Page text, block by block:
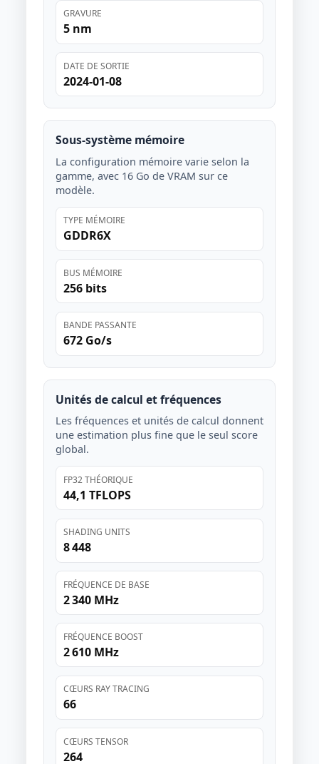
GRAVURE
5 nm
DATE DE SORTIE
2024-01-08
Sous-système mémoire
La configuration mémoire varie selon la
gamme, avec 16 Go de VRAM sur ce
modèle.
TYPE MÉMOIRE
GDDR6X
BUS MÉMOIRE
256 bits
BANDE PASSANTE
672 Go/s
Unités de calcul et fréquences
Les fréquences et unités de calcul donnent
une estimation plus fine que le seul score
global.
FP32 THÉORIQUE
44,1 TFLOPS
SHADING UNITS
8 448
FRÉQUENCE DE BASE
2 340 MHz
FRÉQUENCE BOOST
2 610 MHz
CŒURS RAY TRACING
66
CŒURS TENSOR
264